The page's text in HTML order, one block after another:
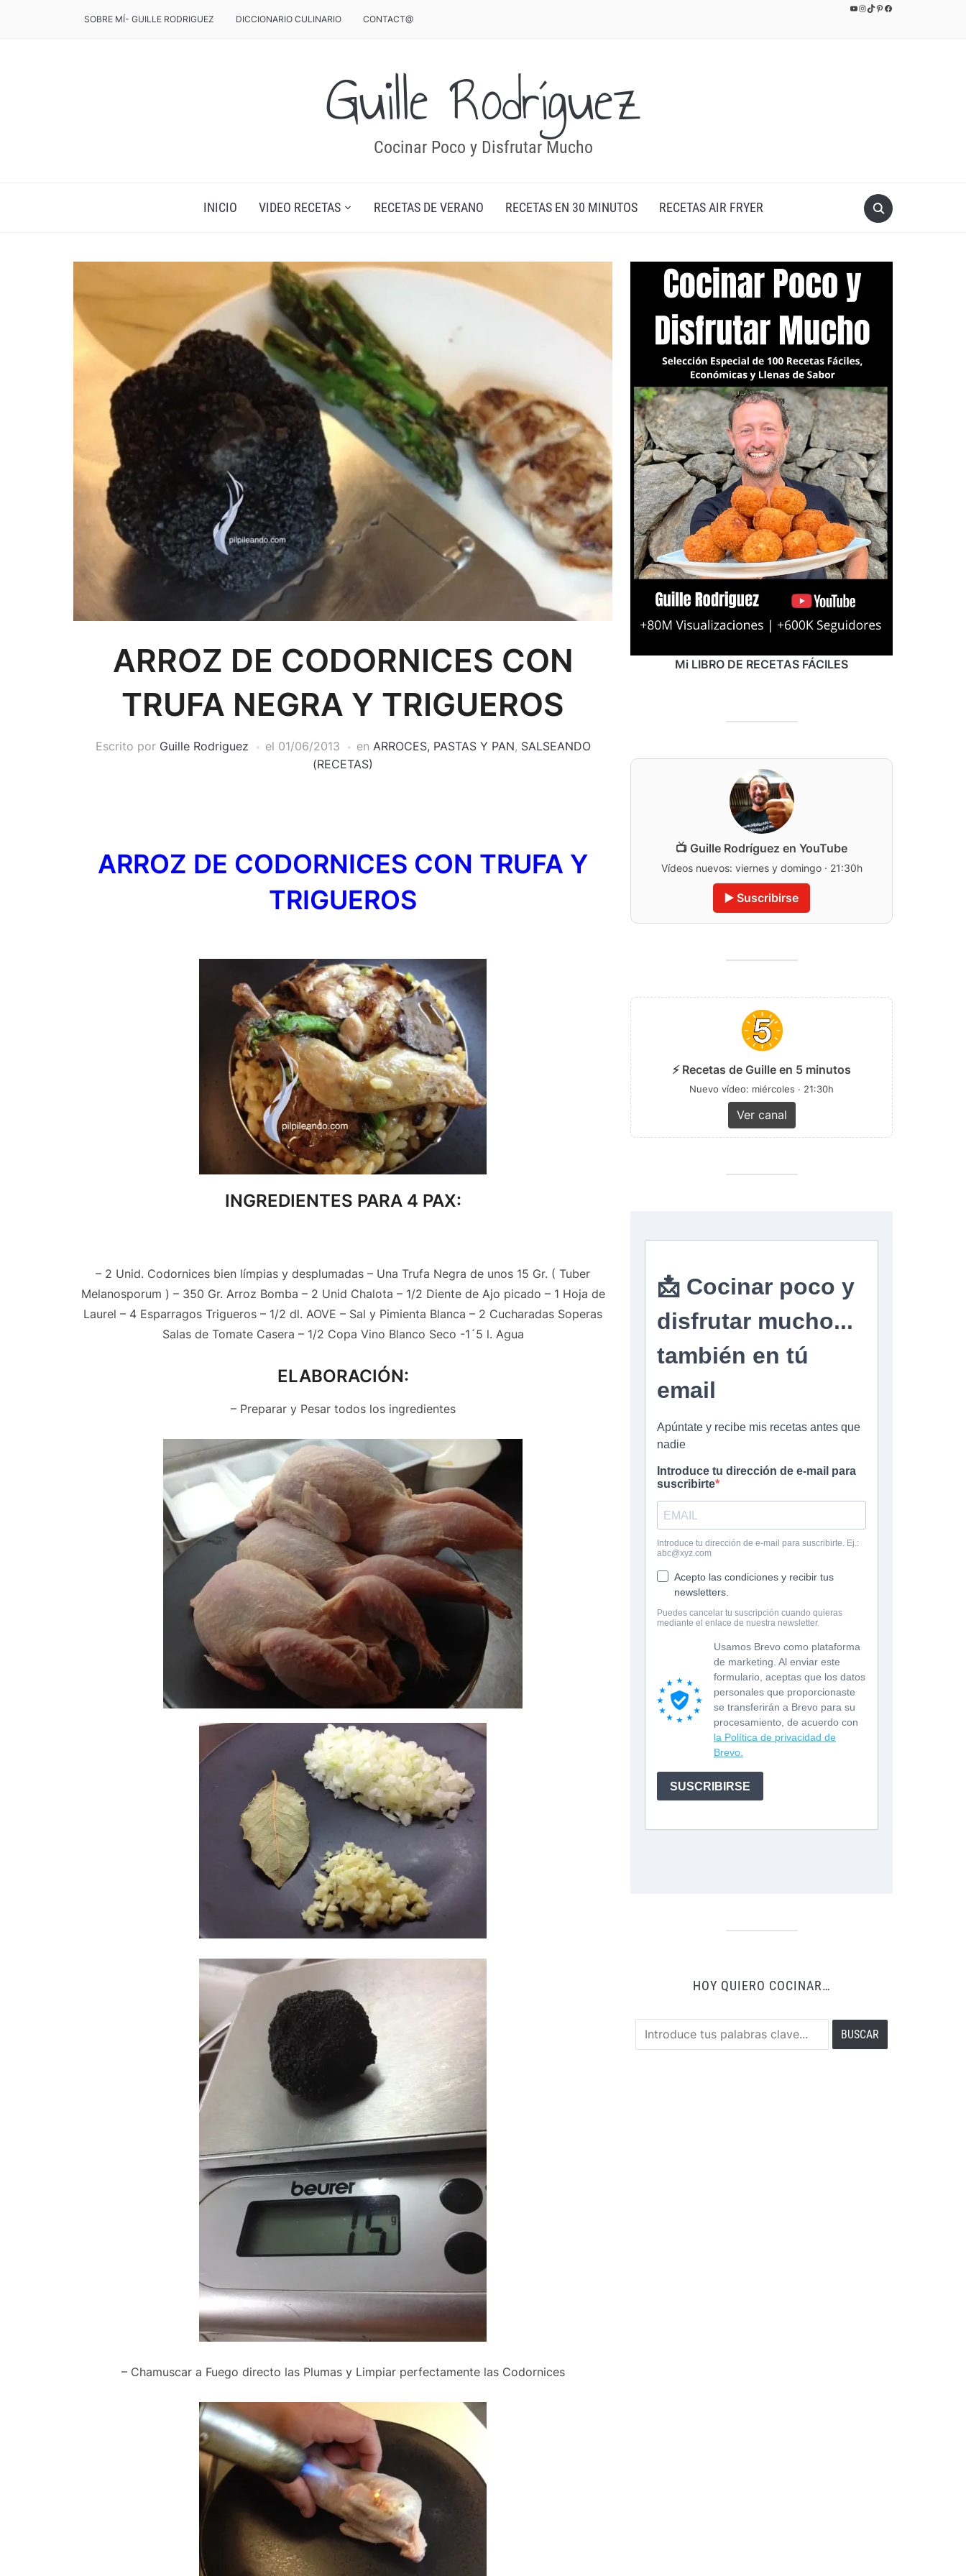
YouTube
Instagram
TikTok
Pinterest
Facebook
SOBRE MÍ- GUILLE RODRIGUEZ DICCIONARIO CULINARIO CONTACT@
Guille Rodríguez
Cocinar Poco y Disfrutar Mucho
INICIO VIDEO RECETAS RECETAS DE VERANO RECETAS EN 30 MINUTOS RECETAS AIR FRYER
ARROZ DE CODORNICES CON
TRUFA NEGRA Y TRIGUEROS
Escrito por Guille Rodriguez el 01/06/2013 en ARROCES, PASTAS Y PAN, SALSEANDO
(RECETAS)
ARROZ DE CODORNICES CON TRUFA Y
TRIGUEROS
INGREDIENTES PARA 4 PAX:
– 2 Unid. Codornices bien límpias y desplumadas – Una Trufa Negra de unos 15 Gr. ( Tuber
Melanosporum ) – 350 Gr. Arroz Bomba – 2 Unid Chalota – 1/2 Diente de Ajo picado – 1 Hoja de
Laurel – 4 Esparragos Trigueros – 1/2 dl. AOVE – Sal y Pimienta Blanca – 2 Cucharadas Soperas
Salas de Tomate Casera – 1/2 Copa Vino Blanco Seco -1´5 l. Agua
ELABORACIÓN:
– Preparar y Pesar todos los ingredientes
– Chamuscar a Fuego directo las Plumas y Limpiar perfectamente las Codornices
Mi LIBRO DE RECETAS FÁCILES
📺 Guille Rodríguez en YouTube
Vídeos nuevos: viernes y domingo · 21:30h
▶️ Suscribirse
⚡ Recetas de Guille en 5 minutos
Nuevo vídeo: miércoles · 21:30h
Ver canal
HOY QUIERO COCINAR…